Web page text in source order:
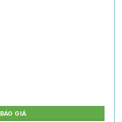
BÁO GIÁ